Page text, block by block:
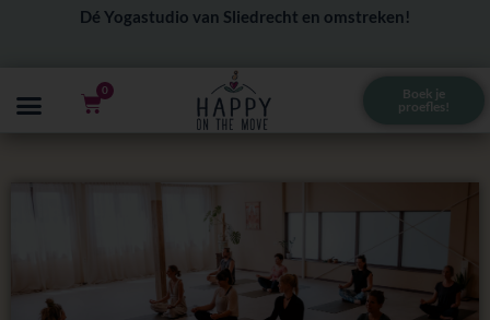
inhoud
Dé Yogastudio van Sliedrecht en omstreken!
Boek je
proefles!
0
Winkelwagen